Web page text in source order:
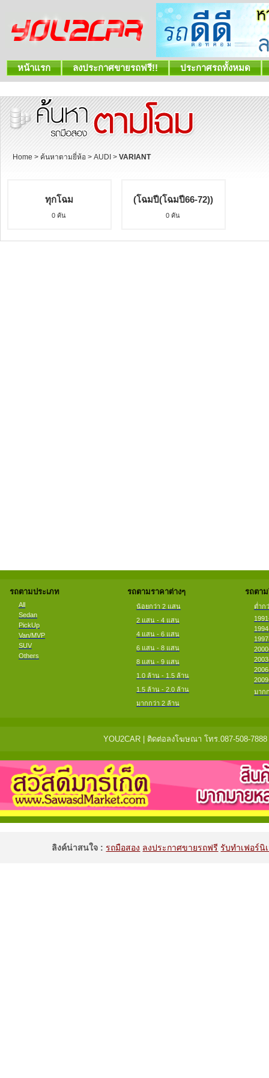
หน้าแรก ลงประกาศขายรถฟรี!! ประกาศรถทั้งหมด
Home > ค้นหาตามยี่ห้อ > AUDI > VARIANT
ทุกโฉม
0 คัน
(โฉมปี(โฉมปี66-72))
0 คัน
รถตามประเภท
All
Sedan
PickUp
Van/MVP
SUV
Others
รถตามราคาต่างๆ
น้อยกว่า 2 แสน
2 แสน - 4 แสน
4 แสน - 6 แสน
6 แสน - 8 แสน
8 แสน - 9 แสน
1.0 ล้าน - 1.5 ล้าน
1.5 ล้าน - 2.0 ล้าน
มากกว่า 2 ล้าน
รถตา
ต่ำก
มาก
YOU2CAR | ติดต่อลงโฆษณา โทร.087-508-
ลิงค์น่าสนใจ :รถมือสอง ลงประกาศขายรถฟรี รับทำเฟอร์นิ